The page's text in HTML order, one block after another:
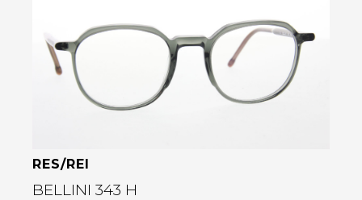
RES/REI
BELLINI 343 H